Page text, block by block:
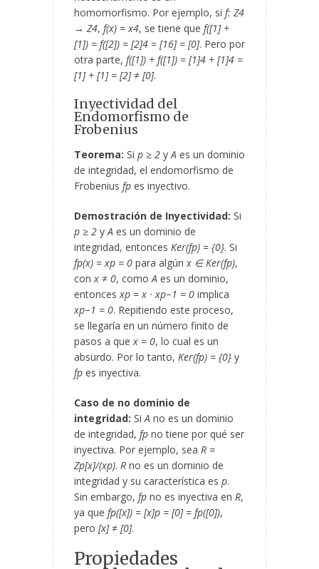
homomorfismo. Por ejemplo, si f: Z4
→ Z4, f(x) = x4, se tiene que f([1] +
[1]) = f([2]) = [2]4 = [16] = [0]. Pero por
otra parte, f([1]) + f([1]) = [1]4 + [1]4 =
[1] + [1] = [2] ≠ [0].
Inyectividad del
Endomorfismo de
Frobenius
Teorema: Si p ≥ 2 yA es un dominio
de integridad, el endomorfismo de
Frobenius fp es inyectivo.
Demostración de Inyectividad: Si
p ≥ 2 yA es un dominio de
integridad, entonces Ker(fp) = {0}. Si
fp(x) = xp = 0 para algúnx ∈ Ker(fp),
conx ≠ 0, comoA es un dominio,
entoncesxp = x · xp−1 = 0 implica
xp−1 = 0. Repitiendo este proceso,
se llegaría en un número finito de
pasos a quex = 0, lo cual es un
absurdo. Por lo tanto, Ker(fp) = {0} y
fp es inyectiva.
Caso de no dominio de
integridad: SiA no es un dominio
de integridad, fp no tiene por qué ser
inyectiva. Por ejemplo, sea R =
Zp[x]/(xp). R no es un dominio de
integridad y su característica es p.
Sin embargo, fp no es inyectiva en R,
ya que fp([x]) = [x]p = [0] = fp([0]),
pero [x] ≠ [0].
Propiedades